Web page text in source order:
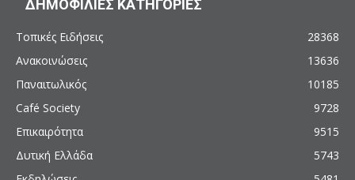
ΔΗΜΟΦΙΛΙΕΣ ΚΑΤΗΓΟΡΙΕΣ
Τοπικές Ειδήσεις
28368
Ανακοινώσεις
13636
Παναιτωλικός
10185
Café Society
9728
Επικαιρότητα
9515
Δυτική Ελλάδα
5743